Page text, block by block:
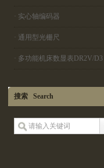
· 实心轴编码器
· 通用型光栅尺
· 多功能机床数显表DR2V/D3
搜索 Search